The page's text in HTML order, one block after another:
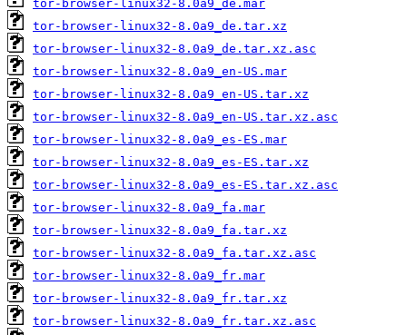
tor-browser-linux32-8.0a9_de.mar
tor-browser-linux32-8.0a9_de.tar.xz
tor-browser-linux32-8.0a9_de.tar.xz.asc
tor-browser-linux32-8.0a9_en-US.mar
tor-browser-linux32-8.0a9_en-US.tar.xz
tor-browser-linux32-8.0a9_en-US.tar.xz.asc
tor-browser-linux32-8.0a9_es-ES.mar
tor-browser-linux32-8.0a9_es-ES.tar.xz
tor-browser-linux32-8.0a9_es-ES.tar.xz.asc
tor-browser-linux32-8.0a9_fa.mar
tor-browser-linux32-8.0a9_fa.tar.xz
tor-browser-linux32-8.0a9_fa.tar.xz.asc
tor-browser-linux32-8.0a9_fr.mar
tor-browser-linux32-8.0a9_fr.tar.xz
tor-browser-linux32-8.0a9_fr.tar.xz.asc